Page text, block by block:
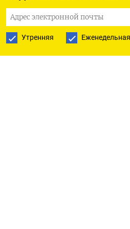
Утренняя Еженедельная
ПОДПИСАТЬСЯ